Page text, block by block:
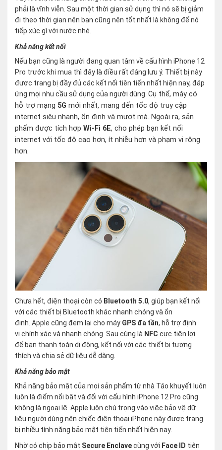
phải là vĩnh viễn. Sau một thời gian sử dụng thì nó sẽ bị giảm
đi theo thời gian nên bạn cũng nên tốt nhất là không để nó
tiếp xúc gì với nước nhé.
Khả năng kết nối
Nếu bạn cũng là người đang quan tâm về cấu hình iPhone 12
Pro trước khi mua thì đây là điều rất đáng lưu ý. Thiết bị này
được trang bị đầy đủ các kết nối tiên tiến nhất hiện nay, đáp
ứng mọi nhu cầu sử dụng của người dùng. Cụ thể, máy có
hỗ trợ mạng 5G mới nhất, mang đến tốc độ truy cập
internet siêu nhanh, ổn định và mượt mà. Ngoài ra, sản
phẩm được tích hợp Wi-Fi 6E, cho phép bạn kết nối
internet với tốc độ cao hơn, ít nhiễu hơn và phạm vi rộng
hơn.
Chưa hết, điện thoại còn có Bluetooth 5.0, giúp bạn kết nối
với các thiết bị Bluetooth khác nhanh chóng và ổn
định. Apple cũng đem lại cho máy GPS đa tần, hỗ trợ định
vị chính xác và nhanh chóng. Sau cùng là NFC cực tiện lợi
để bạn thanh toán di động, kết nối với các thiết bị tương
thích và chia sẻ dữ liệu dễ dàng.
Khả năng bảo mật
Khả năng bảo mật của mọi sản phẩm từ nhà Táo khuyết luôn
luôn là điểm nổi bật và đối với cấu hình iPhone 12 Pro cũng
không là ngoại lệ. Apple luôn chú trọng vào việc bảo vệ dữ
liệu người dùng nên chiếc điện thoại iPhone này được trang
bị nhiều tính năng bảo mật tiên tiến nhất hiện nay.
Nhờ có chip bảo mật Secure Enclavecùng với Face ID tiên